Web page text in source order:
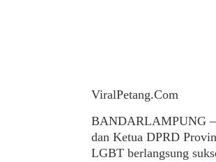
ViralPetang.Com
BANDARLAMPUNG
dan Ketua DPRD
LGBT berlangsung